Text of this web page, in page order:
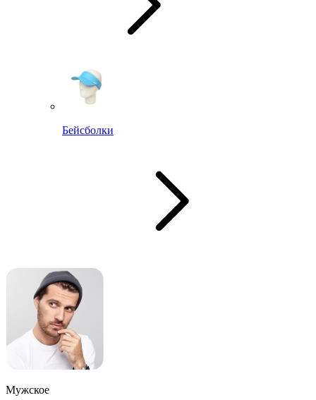
Бейсболки
Мужское